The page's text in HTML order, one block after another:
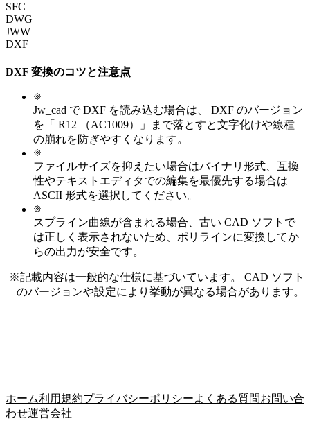
SFC
DWG
JWW
DXF
DXF 変換のコツと注意点
Jw_cad で DXF を読み込む場合は、 DXF のバージョン
を「 R12 （AC1009）」まで落とすと文字化けや線種
の崩れを防ぎやすくなります。
ファイルサイズを抑えたい場合はバイナリ形式、互換
性やテキストエディタでの編集を最優先する場合は
ASCII 形式を選択してください。
スプライン曲線が含まれる場合、古い CAD ソフトで
は正しく表示されないため、ポリラインに変換してか
らの出力が安全です。
※記載内容は一般的な仕様に基づいています。 CAD ソフト
のバージョンや設定により挙動が異なる場合があります。
ホーム利用規約プライバシーポリシーよくある質問お問い合
わせ運営会社